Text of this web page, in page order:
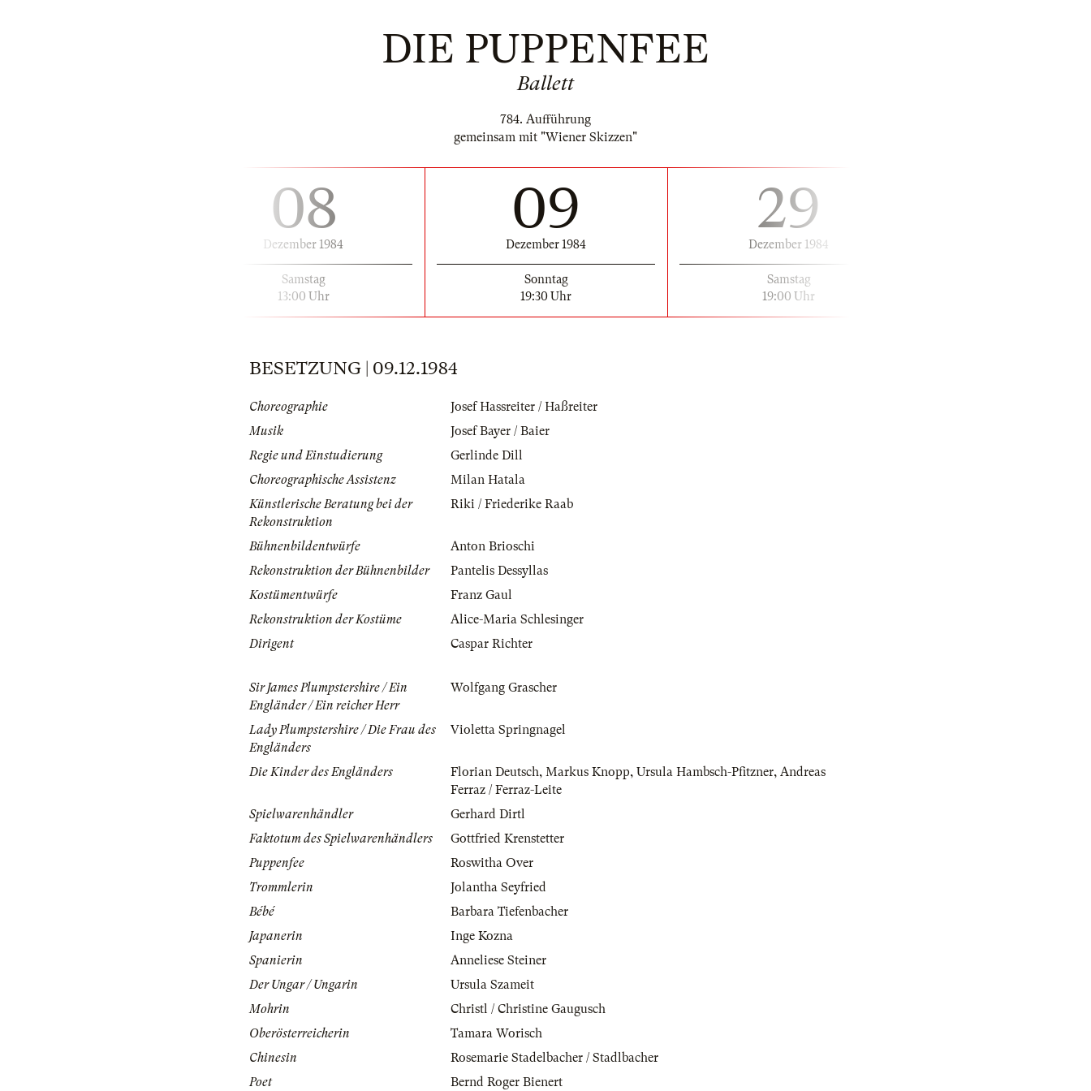
DIE PUPPENFEE
Ballett
784. Aufführung
gemeinsam mit "Wiener Skizzen"
08
Dezember 1984
Samstag
13:00 Uhr
09
Dezember 1984
Sonntag
19:30 Uhr
29
Dezember 1984
Samstag
19:00 Uhr
BESETZUNG | 09.12.1984
Choreographie
Josef Hassreiter / Haßreiter
Musik
Josef Bayer / Baier
Regie und Einstudierung
Gerlinde Dill
Choreographische Assistenz
Milan Hatala
Künstlerische Beratung bei der
Rekonstruktion
Riki / Friederike Raab
Bühnenbildentwürfe
Anton Brioschi
Rekonstruktion der Bühnenbilder
Pantelis Dessyllas
Kostümentwürfe
Franz Gaul
Rekonstruktion der Kostüme
Alice-Maria Schlesinger
Dirigent
Caspar Richter
Sir James Plumpstershire / Ein
Engländer / Ein reicher Herr
Wolfgang Grascher
Lady Plumpstershire / Die Frau des
Engländers
Violetta Springnagel
Die Kinder des Engländers Florian Deutsch, Markus Knopp, Ursula Hambsch-Pfitzner, Andreas
Ferraz / Ferraz-Leite
Spielwarenhändler
Gerhard Dirtl
Faktotum des Spielwarenhändlers
Gottfried Krenstetter
Puppenfee
Roswitha Over
Trommlerin
Jolantha Seyfried
Bébé
Barbara Tiefenbacher
Japanerin
Inge Kozna
Spanierin
Anneliese Steiner
Der Ungar / Ungarin
Ursula Szameit
Mohrin
Christl / Christine Gaugusch
Oberösterreicherin
Tamara Worisch
Chinesin
Rosemarie Stadelbacher / Stadlbacher
Poet
Bernd Roger Bienert